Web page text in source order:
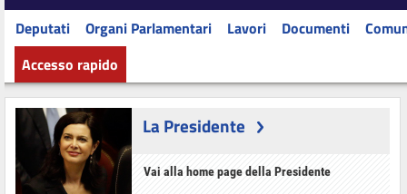
Deputati Organi Parlamentari Lavori Documenti
Accesso rapido
La Presidente
Vai alla home page della Presidente